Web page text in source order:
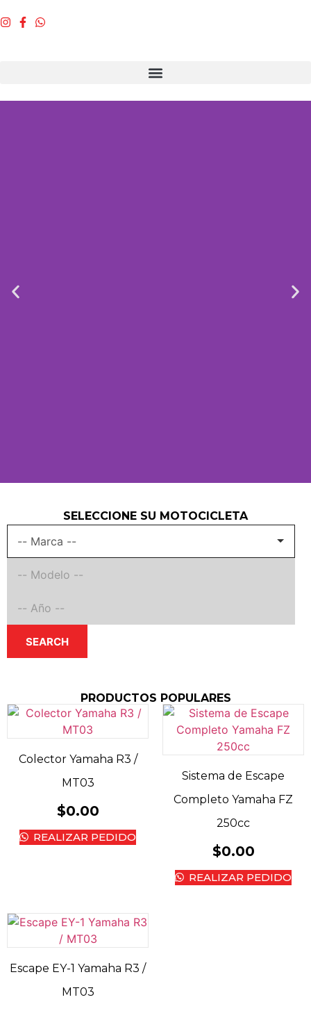
SELECCIONE SU MOTOCICLETA
SEARCH
PRODUCTOS POPULARES
Colector Yamaha R3 /
MT03
$0.00
REALIZAR PEDIDO
Sistema de Escape
Completo Yamaha FZ
250cc
$0.00
REALIZAR PEDIDO
Escape EY-1 Yamaha R3 /
MT03